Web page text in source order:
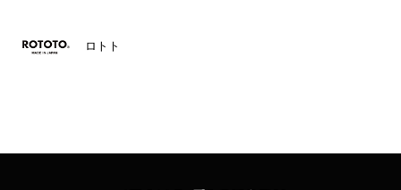
ロトト